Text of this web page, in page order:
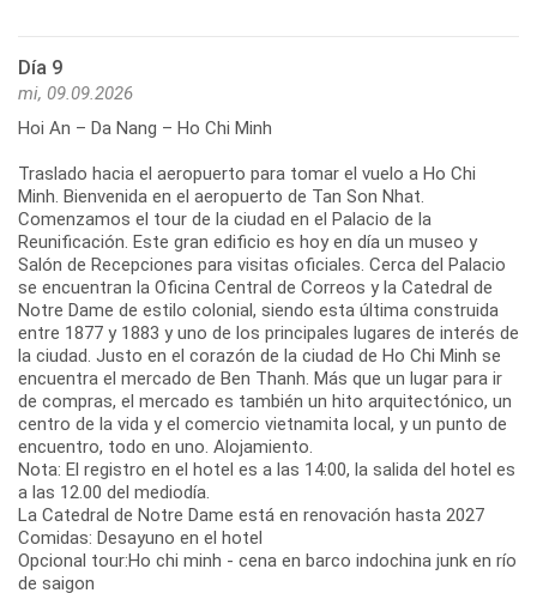
Día 9
mi, 09.09.2026
Hoi An – Da Nang – Ho Chi Minh
Traslado hacia el aeropuerto para tomar el vuelo a Ho Chi
Minh. Bienvenida en el aeropuerto de Tan Son Nhat.
Comenzamos el tour de la ciudad en el Palacio de la
Reunificación. Este gran edificio es hoy en día un museo y
Salón de Recepciones para visitas oficiales. Cerca del Palacio
se encuentran la Oficina Central de Correos y la Catedral de
Notre Dame de estilo colonial, siendo esta última construida
entre 1877 y 1883 y uno de los principales lugares de interés de
la ciudad. Justo en el corazón de la ciudad de Ho Chi Minh se
encuentra el mercado de Ben Thanh. Más que un lugar para ir
de compras, el mercado es también un hito arquitectónico, un
centro de la vida y el comercio vietnamita local, y un punto de
encuentro, todo en uno. Alojamiento.
Nota: El registro en el hotel es a las 14:00, la salida del hotel es
a las 12.00 del mediodía.
La Catedral de Notre Dame está en renovación hasta 2027
Comidas: Desayuno en el hotel
Opcional tour:Ho chi minh - cena en barco indochina junk en río
de saigon